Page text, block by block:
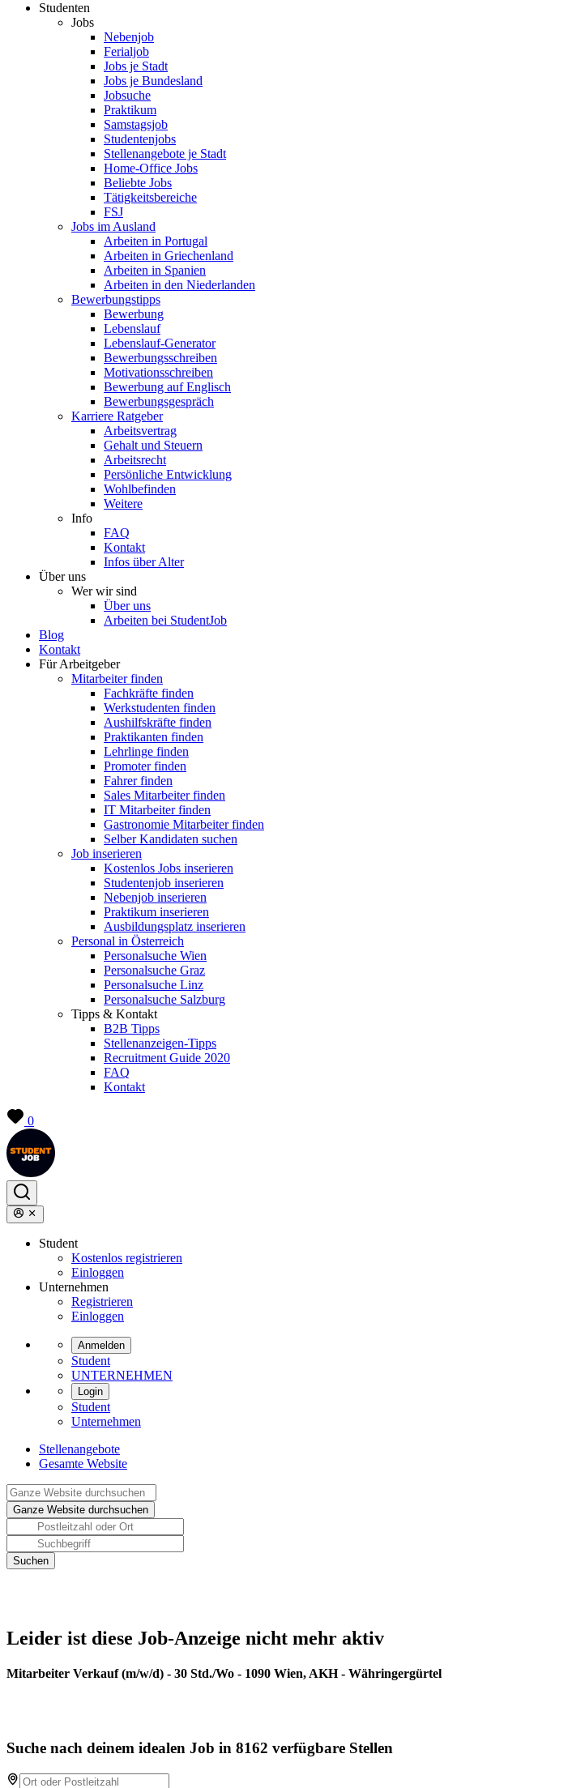
Studenten
Jobs
Nebenjob
Ferialjob
Jobs je Stadt
Jobs je Bundesland
Jobsuche
Praktikum
Samstagsjob
Studentenjobs
Stellenangebote je Stadt
Home-Office Jobs
Beliebte Jobs
Tätigkeitsbereiche
FSJ
Jobs im Ausland
Arbeiten in Portugal
Arbeiten in Griechenland
Arbeiten in Spanien
Arbeiten in den Niederlanden
Bewerbungstipps
Bewerbung
Lebenslauf
Lebenslauf-Generator
Bewerbungsschreiben
Motivationsschreiben
Bewerbung auf Englisch
Bewerbungsgespräch
Karriere Ratgeber
Arbeitsvertrag
Gehalt und Steuern
Arbeitsrecht
Persönliche Entwicklung
Wohlbefinden
Weitere
Info
FAQ
Kontakt
Infos über Alter
Über uns
Wer wir sind
Über uns
Arbeiten bei StudentJob
Blog
Kontakt
Für Arbeitgeber
Mitarbeiter finden
Fachkräfte finden
Werkstudenten finden
Aushilfskräfte finden
Praktikanten finden
Lehrlinge finden
Promoter finden
Fahrer finden
Sales Mitarbeiter finden
IT Mitarbeiter finden
Gastronomie Mitarbeiter finden
Selber Kandidaten suchen
Job inserieren
Kostenlos Jobs inserieren
Studentenjob inserieren
Nebenjob inserieren
Praktikum inserieren
Ausbildungsplatz inserieren
Personal in Österreich
Personalsuche Wien
Personalsuche Graz
Personalsuche Linz
Personalsuche Salzburg
Tipps & Kontakt
B2B Tipps
Stellenanzeigen-Tipps
Recruitment Guide 2020
FAQ
Kontakt
0
Student
Kostenlos registrieren
Einloggen
Unternehmen
Registrieren
Einloggen
Anmelden
Student
UNTERNEHMEN
Login
Student
Unternehmen
Stellenangebote
Gesamte Website
Leider ist diese Job-Anzeige nicht mehr aktiv
Mitarbeiter Verkauf (m/w/d) - 30 Std./Wo - 1090 Wien, AKH - Währingergürtel
Suche nach deinem idealen Job in 8162 verfügbare Stellen